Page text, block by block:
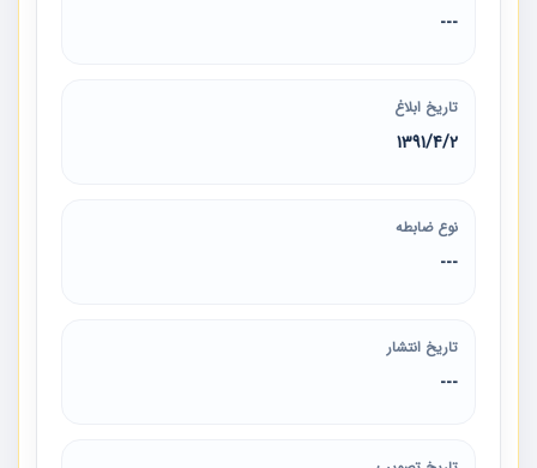
---
تاریخ ابلاغ
1391/4/2
نوع ضابطه
---
تاریخ انتشار
---